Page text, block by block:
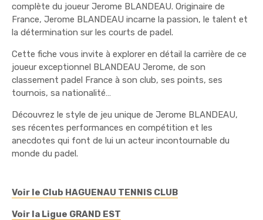
complète du joueur Jerome BLANDEAU. Originaire de
France, Jerome BLANDEAU incarne la passion, le talent et
la détermination sur les courts de padel.
Cette fiche vous invite à explorer en détail la carrière de ce
joueur exceptionnel BLANDEAU Jerome, de son
classement padel France à son club, ses points, ses
tournois, sa nationalité…
Découvrez le style de jeu unique de Jerome BLANDEAU,
ses récentes performances en compétition et les
anecdotes qui font de lui un acteur incontournable du
monde du padel.
Voir le Club HAGUENAU TENNIS CLUB
Voir la Ligue GRAND EST